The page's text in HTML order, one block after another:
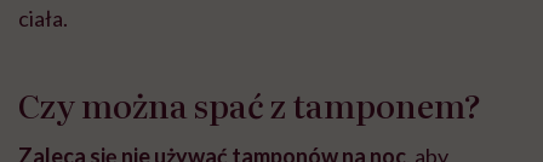
ciała.
Czy można spać z tamponem?
Zaleca się nie używać tamponów na noc, aby